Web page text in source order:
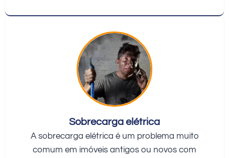
Sobrecarga elétrica
A sobrecarga elétrica é um problema muito
comum em imóveis antigos ou novos com